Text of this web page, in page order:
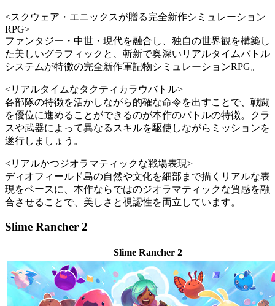
<スクウェア・エニックスが贈る完全新作シミュレーション
RPG>
ファンタジー・中世・現代を融合し、独自の世界観を構築し
た美しいグラフィックと、斬新で奥深いリアルタイムバトル
システムが特徴の完全新作軍記物シミュレーションRPG。
<リアルタイムなタクティカラウバトル>
各部隊の特徴を活かしながら的確な命令を出すことで、戦闘
を優位に進めることができるのが本作のバトルの特徴。クラ
スや武器によって異なるスキルを駆使しながらミッションを
遂行しましょう。
<リアルかつジオラマティックな戦場表現>
ディオフィールド島の自然や文化を細部まで描くリアルな表
現をベースに、本作ならではのジオラマティックな質感を融
合させることで、美しさと視認性を両立しています。
Slime Rancher 2
Slime Rancher 2